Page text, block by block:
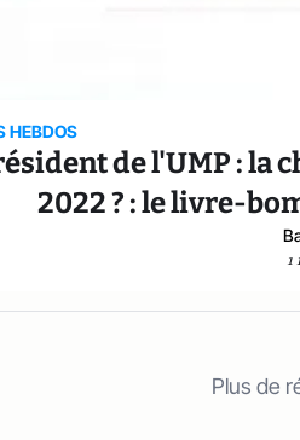
HEBDOS
de l'UMP : la
2022 ? : le livre-
1
Plus de